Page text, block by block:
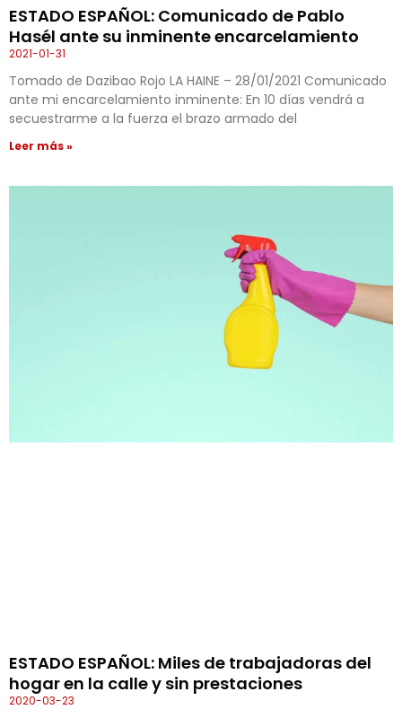
ESTADO ESPAÑOL: Comunicado de Pablo
Hasél ante su inminente encarcelamiento
2021-01-31
Tomado de Dazibao Rojo LA HAINE – 28/01/2021 Comunicado
ante mi encarcelamiento inminente: En 10 días vendrá a
secuestrarme a la fuerza el brazo armado del
Leer más »
ESTADO ESPAÑOL: Miles de trabajadoras del
hogar en la calle y sin prestaciones
2020-03-23